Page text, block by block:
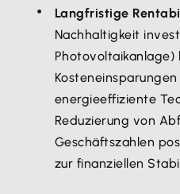
Langfristige
Nachhaltigkeit
energieeffiziente
Reduzierung von
Geschäftszahlen
zur finanziellen